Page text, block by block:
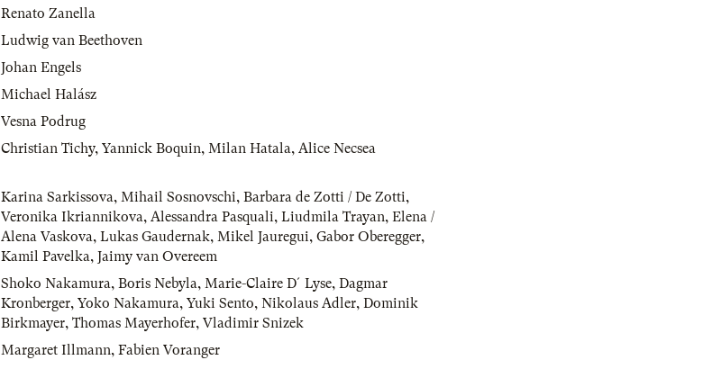
Renato Zanella
Ludwig van Beethoven
Johan Engels
Michael Halász
Vesna Podrug
Christian Tichy, Yannick Boquin, Milan Hatala, Alice Necsea
Karina Sarkissova, Mihail Sosnovschi, Barbara de Zotti / De Zotti,
Veronika Ikriannikova, Alessandra Pasquali, Liudmila Trayan, Elena /
Alena Vaskova, Lukas Gaudernak, Mikel Jauregui, Gabor Oberegger,
Kamil Pavelka, Jaimy van Overeem
Shoko Nakamura, Boris Nebyla, Marie-Claire D´Lyse, Dagmar
Kronberger, Yoko Nakamura, Yuki Sento, Nikolaus Adler, Dominik
Birkmayer, Thomas Mayerhofer, Vladimir Snizek
Margaret Illmann, Fabien Voranger